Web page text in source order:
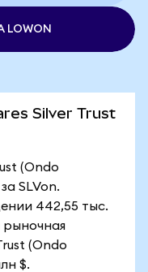
LOWON
Silver Trust
(Ondo
SLVon.
442,55 тыс.
рыночная
(Ondo
$.